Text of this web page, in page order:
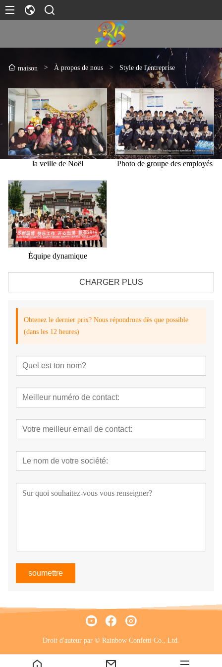
maison > À propos de nous > Style de l'entreprise
la veille de Noël Photo de groupe des employés
Équipe dynamique
CHARGER PLUS
Obtenez le dernier prix? Nous répondrons dès que possible
(dans les 12 heures)
soumettre
Droit d'auteur par © Rainbow Confetti Co., Ltd.